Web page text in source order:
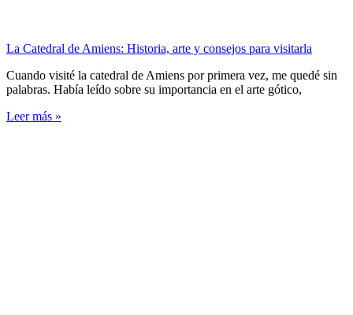
La Catedral de Amiens: Historia, arte y consejos para visitarla
Cuando visité la catedral de Amiens por primera vez, me quedé sin
palabras. Había leído sobre su importancia en el arte gótico,
Leer más »